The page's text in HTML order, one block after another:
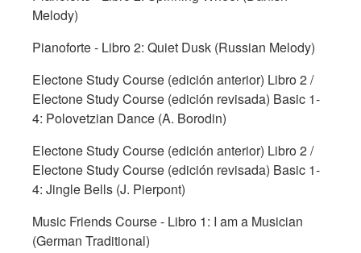
Melody)
Pianoforte - Libro 2: Quiet Dusk (Russian Melody)
Electone Study Course (edición anterior) Libro 2 /
Electone Study Course (edición revisada) Basic 1-
4: Polovetzian Dance (A. Borodin)
Electone Study Course (edición anterior) Libro 2 /
Electone Study Course (edición revisada) Basic 1-
4: Jingle Bells (J. Pierpont)
Music Friends Course - Libro 1: I am a Musician
(German Traditional)